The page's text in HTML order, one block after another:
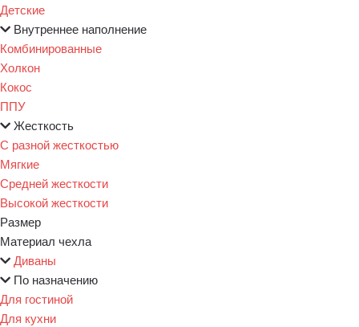
Детские
Внутреннее наполнение
Комбинированные
Холкон
Кокос
ППУ
Жесткость
С разной жесткостью
Мягкие
Средней жесткости
Высокой жесткости
Размер
Материал чехла
Диваны
По назначению
Для гостиной
Для кухни